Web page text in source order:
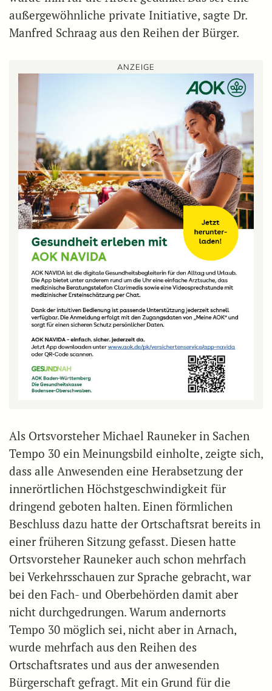
außergewöhnliche private Initiative, sagte Dr.
Manfred Schraag aus den Reihen der Bürger.
ANZEIGE
Als Ortsvorsteher Michael Rauneker in Sachen
Tempo 30 ein Meinungsbild einholte, zeigte sich,
dass alle Anwesenden eine Herabsetzung der
innerörtlichen Höchstgeschwindigkeit für
dringend geboten halten. Einen förmlichen
Beschluss dazu hatte der Ortschaftsrat bereits in
einer früheren Sitzung gefasst. Diesen hatte
Ortsvorsteher Rauneker auch schon mehrfach
bei Verkehrsschauen zur Sprache gebracht, war
bei den Fach- und Oberbehörden damit aber
nicht durchgedrungen. Warum andernorts
Tempo 30 möglich sei, nicht aber in Arnach,
wurde mehrfach aus den Reihen des
Ortschaftsrates und aus der anwesenden
Bürgerschaft gefragt. Mit ein Grund für die